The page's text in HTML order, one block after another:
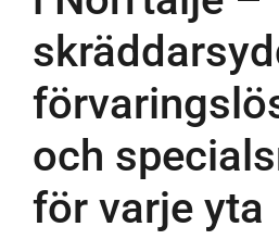
och
för varje yta